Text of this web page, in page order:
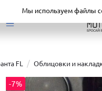
FL Облицовки и
-7%
Мы используем файлы